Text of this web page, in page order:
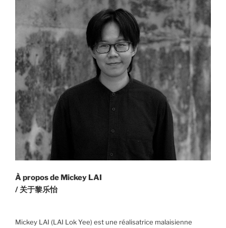
À propos de Mickey LAI
/ 关于黎乐怡
Mickey LAI (LAI Lok Yee) est une réalisatrice malaisienne